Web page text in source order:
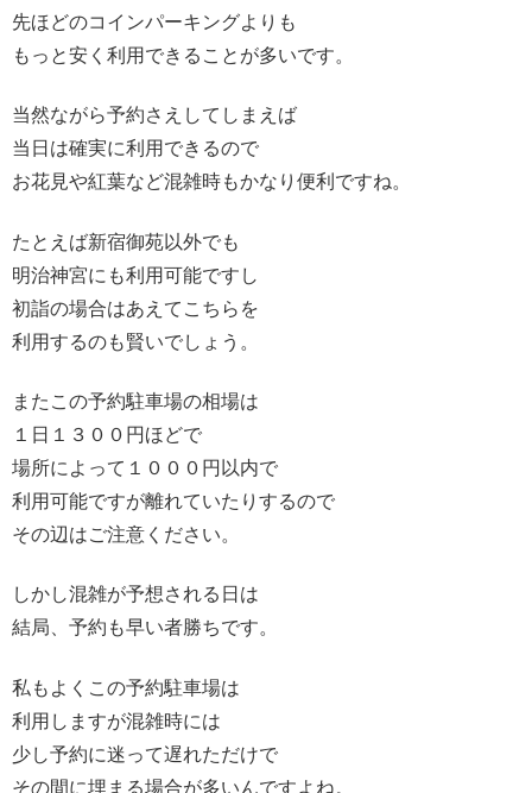
先ほどのコインパーキングよりも
もっと安く利用できることが多いです。
当然ながら予約さえしてしまえば
当日は確実に利用できるので
お花見や紅葉など混雑時もかなり便利ですね。
たとえば新宿御苑以外でも
明治神宮にも利用可能ですし
初詣の場合はあえてこちらを
利用するのも賢いでしょう。
またこの予約駐車場の相場は
１日１３００円ほどで
場所によって１０００円以内で
利用可能ですが離れていたりするので
その辺はご注意ください。
しかし混雑が予想される日は
結局、予約も早い者勝ちです。
私もよくこの予約駐車場は
利用しますが混雑時には
少し予約に迷って遅れただけで
その間に埋まる場合が多いんですよね。